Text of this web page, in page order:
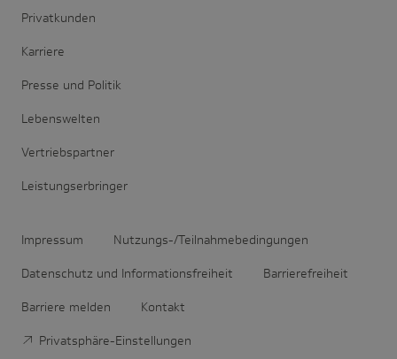
Privatkunden
Karriere
Presse und Politik
Lebenswelten
Vertriebspartner
Leistungserbringer
Impressum Nutzungs-/Teilnahmebedingungen
Datenschutz und Informationsfreiheit Barrierefreiheit
Barriere melden Kontakt
Privatsphäre-Einstellungen